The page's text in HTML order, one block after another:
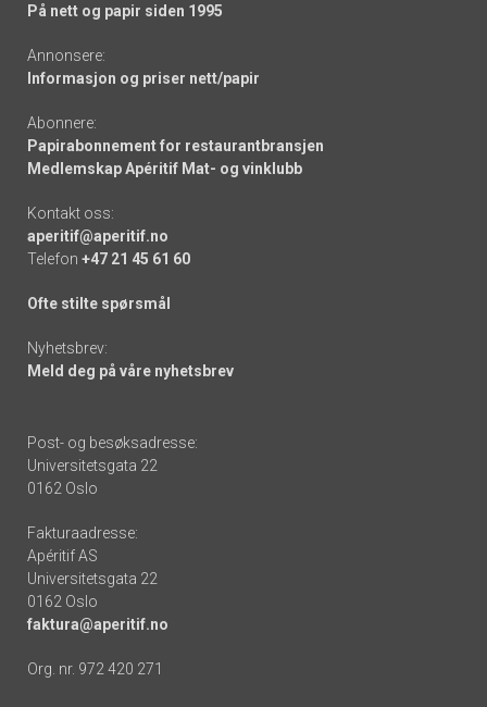
På nett og papir siden 1995
Annonsere:
Informasjon og priser nett/papir
Abonnere:
Papirabonnement for restaurantbransjen
Medlemskap Apéritif Mat- og vinklubb
Kontakt oss:
aperitif@aperitif.no
Telefon +47 21 45 61 60
Ofte stilte spørsmål
Nyhetsbrev:
Meld deg på våre nyhetsbrev
Post- og besøksadresse:
Universitetsgata 22
0162 Oslo
Fakturaadresse:
Apéritif AS
Universitetsgata 22
0162 Oslo
faktura@aperitif.no
Org. nr. 972 420 271